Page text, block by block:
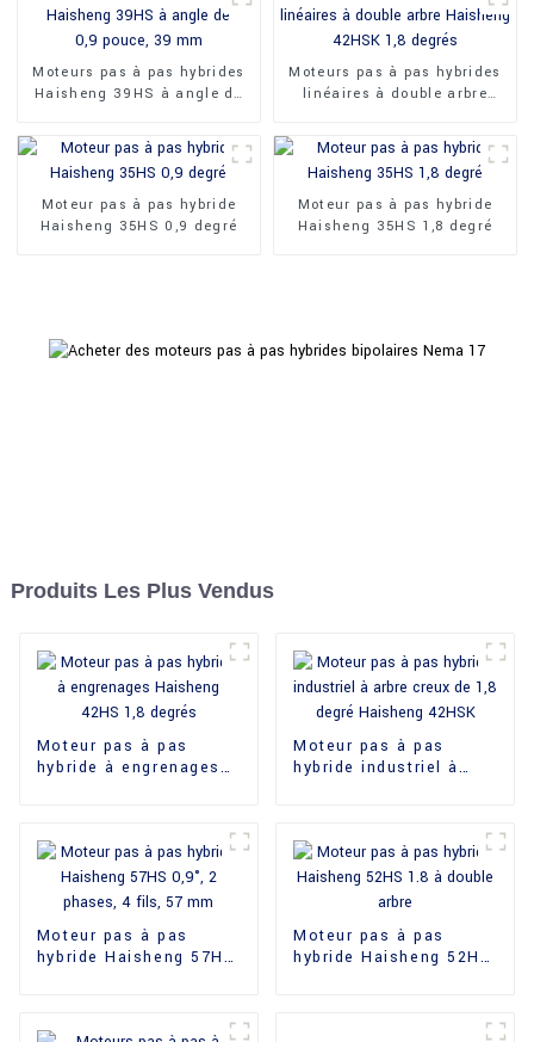
Moteurs pas à pas hybrides
Haisheng 39HS à angle de
Moteurs pas à pas hybrides
linéaires à double arbre
Moteur pas à pas hybride
Haisheng 35HS 0,9 degré
Moteur pas à pas hybride
Haisheng 35HS 1,8 degré
Produits Les Plus Vendus
Moteur pas à pas
hybride à engrenages
Moteur pas à pas
hybride industriel à
Moteur pas à pas
hybride Haisheng 57HS
Moteur pas à pas
hybride Haisheng 52HS